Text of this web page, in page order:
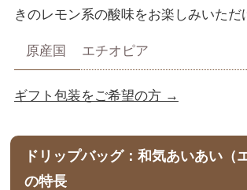
きのレモン系の酸味をお楽しみいただ
原産国 エチオピア
ギフト包装をご希望の方 →
ドリップバッグ：和気あいあい（
の特長